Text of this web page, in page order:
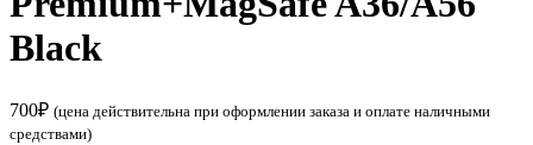
Black
700₽ (цена действительна при оформлении заказа и оплате наличными
средствами)